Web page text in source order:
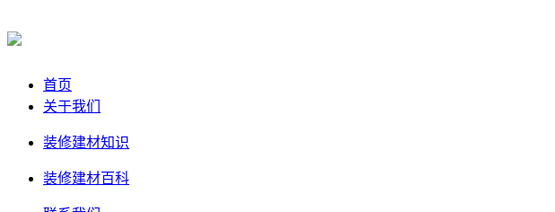
首页
关于我们
装修建材知识
装修建材百科